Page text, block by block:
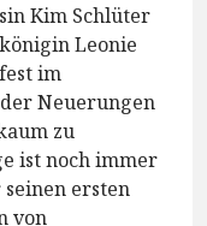
Kim Schlüter
Leonie
im
Neuerungen
zu
ist noch immer
ersten
von